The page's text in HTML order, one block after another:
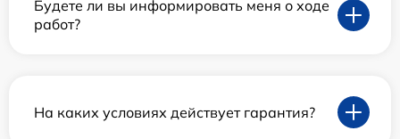
Будете ли вы информировать меня о ходе
работ?
На каких условиях действует гарантия?